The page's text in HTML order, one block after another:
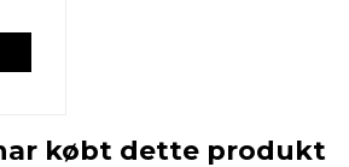
købt dette produkt